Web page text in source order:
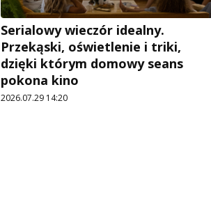
Serialowy wieczór idealny.
Przekąski, oświetlenie i triki,
dzięki którym domowy seans
pokona kino
2026.07.29 14:20